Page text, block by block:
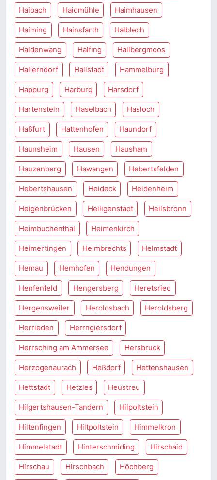
Haibach Haidmühle Haimhausen
Haiming Hainsfarth Halblech
Haldenwang Halfing Hallbergmoos
Hallerndorf Hallstadt Hammelburg
Happurg Harburg Harsdorf
Hartenstein Haselbach Hasloch
Haßfurt Hattenhofen Haundorf
Haunsheim Hausen Hausham
Hauzenberg Hawangen Hebertsfelden
Hebertshausen Heideck Heidenheim
Heigenbrücken Heiligenstadt Heilsbronn
Heimbuchenthal Heimenkirch
Heimertingen Helmbrechts Helmstadt
Hemau Hemhofen Hendungen
Henfenfeld Hengersberg Heretsried
Hergensweiler Heroldsbach Heroldsberg
Herrieden Herrngiersdorf
Herrsching am Ammersee Hersbruck
Herzogenaurach Heßdorf Hettenshausen
Hettstadt Hetzles Heustreu
Hilgertshausen-Tandern Hilpoltstein
Hiltenfingen Hiltpoltstein Himmelkron
Himmelstadt Hinterschmiding Hirschaid
Hirschau Hirschbach Höchberg